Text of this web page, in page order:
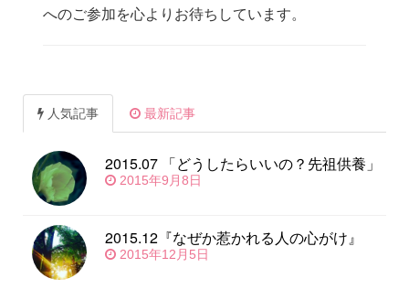
へのご参加を心よりお待ちしています。
人気記事 最新記事
2015.07 「どうしたらいいの？先祖供養」
2015年9月8日
2015.12『なぜか惹かれる人の心がけ』
2015年12月5日